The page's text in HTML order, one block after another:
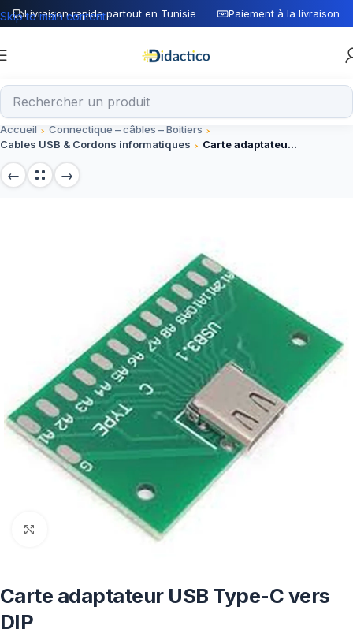
Livraison rapide partout en Tunisie Paiement à la livraison
Skip to main content
Accueil
Connectique – câbles – Boitiers
Cables USB & Cordons informatiques
Carte adaptateur USB Type-C vers DIP
Carte adaptateur USB Type-C vers
DIP